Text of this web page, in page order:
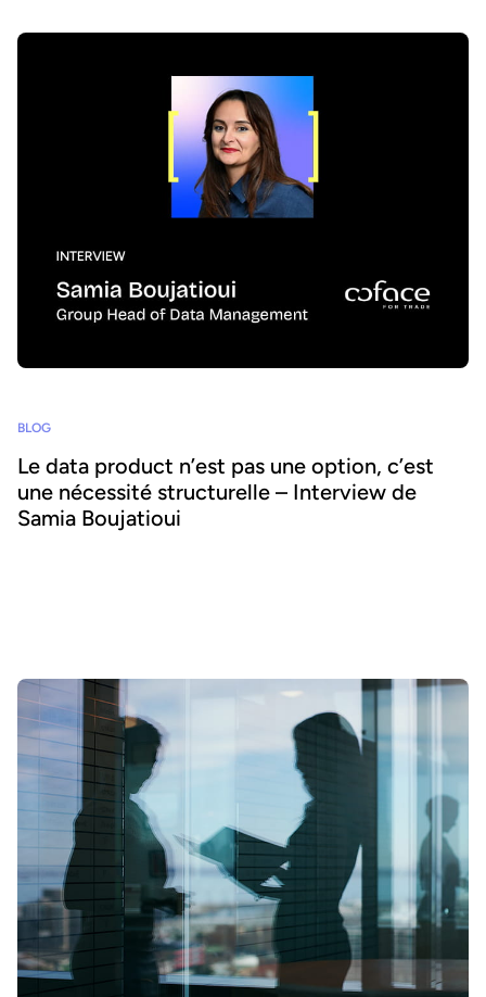
BLOG
Le data product n’est pas une option, c’est
une nécessité structurelle – Interview de
Samia Boujatioui